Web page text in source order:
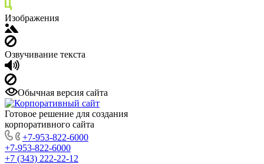
Изображения
Озвучивание текста
Обычная версия сайта
Готовое решение для создания
корпоративного сайта
+7-953-822-6000
+7-953-822-6000
+7 (343) 222-22-12